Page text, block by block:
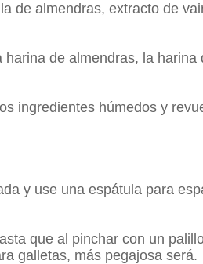
de almendras, extracto de
de almendras, la
ingredientes húmedos y
y use una espátula para
que al pinchar con un
galletas, más pegajosa será.